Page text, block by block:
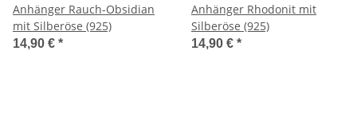
Anhänger Rauch-Obsidian
mit Silberöse (925)
14,90 € *
Anhänger Rhodonit mit
Silberöse (925)
14,90 € *